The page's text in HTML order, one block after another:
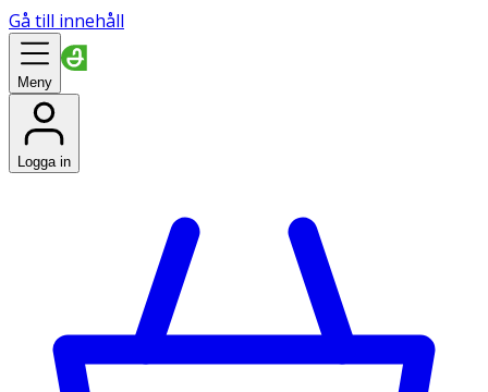
Gå till innehåll
Meny
Logga in